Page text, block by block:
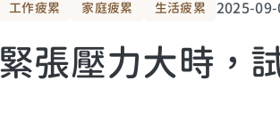
工作疲累 家庭疲累 生活疲累 2025-09-
緊張壓力大時，